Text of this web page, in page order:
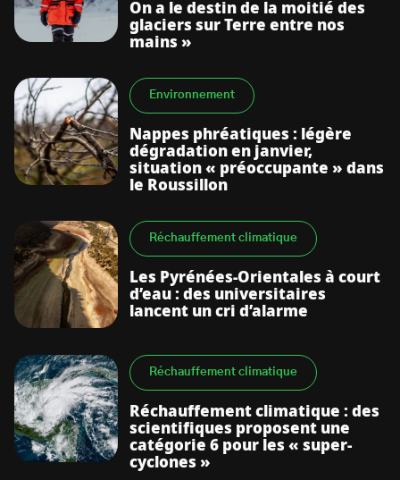
On a le destin de la moitié des
glaciers sur Terre entre nos
mains »
Environnement
Nappes phréatiques : légère
dégradation en janvier,
situation « préoccupante » dans
le Roussillon
Réchauffement climatique
Les Pyrénées-Orientales à court
d’eau : des universitaires
lancent un cri d’alarme
Réchauffement climatique
Réchauffement climatique : des
scientifiques proposent une
catégorie 6 pour les « super-
cyclones »